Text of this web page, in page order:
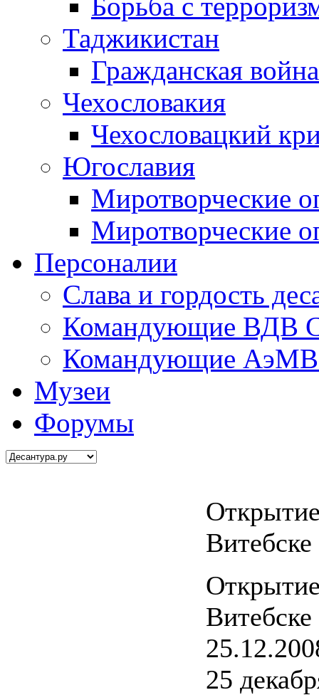
Таджикистан
Гражданская
Чехословакия
Чехословацкий
Югославия
Миротворческие
Миротворческие
Персоналии
Слава и гордость
Командующие ВДВ
Командующие АэМВ
Музеи
Форумы
Витебске
Витебске
25